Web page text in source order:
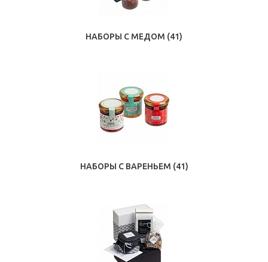
НАБОРЫ С МЕДОМ (41)
НАБОРЫ С ВАРЕНЬЕМ (41)